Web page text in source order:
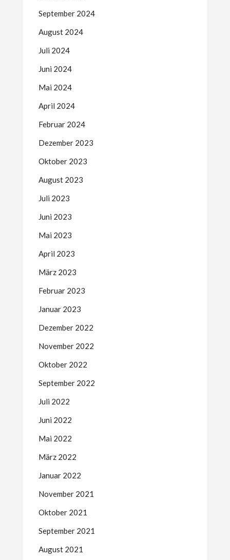
September 2024
August 2024
Juli 2024
Juni 2024
Mai 2024
April 2024
Februar 2024
Dezember 2023
Oktober 2023
August 2023
Juli 2023
Juni 2023
Mai 2023
April 2023
März 2023
Februar 2023
Januar 2023
Dezember 2022
November 2022
Oktober 2022
September 2022
Juli 2022
Juni 2022
Mai 2022
März 2022
Januar 2022
November 2021
Oktober 2021
September 2021
August 2021